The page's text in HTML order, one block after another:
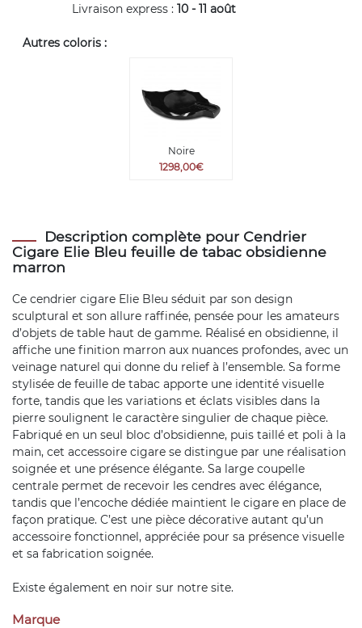
Livraison express : 10 - 11 août
Autres coloris :
Noire
1298,00€
Description complète pour Cendrier
Cigare Elie Bleu feuille de tabac obsidienne
marron
Ce cendrier cigare Elie Bleu séduit par son design
sculptural et son allure raffinée, pensée pour les amateurs
d’objets de table haut de gamme. Réalisé en obsidienne, il
affiche une finition marron aux nuances profondes, avec un
veinage naturel qui donne du relief à l’ensemble. Sa forme
stylisée de feuille de tabac apporte une identité visuelle
forte, tandis que les variations et éclats visibles dans la
pierre soulignent le caractère singulier de chaque pièce.
Fabriqué en un seul bloc d’obsidienne, puis taillé et poli à la
main, cet accessoire cigare se distingue par une réalisation
soignée et une présence élégante. Sa large coupelle
centrale permet de recevoir les cendres avec élégance,
tandis que l’encoche dédiée maintient le cigare en place de
façon pratique. C’est une pièce décorative autant qu’un
accessoire fonctionnel, appréciée pour sa présence visuelle
et sa fabrication soignée.
Existe également en noir sur notre site.
Marque